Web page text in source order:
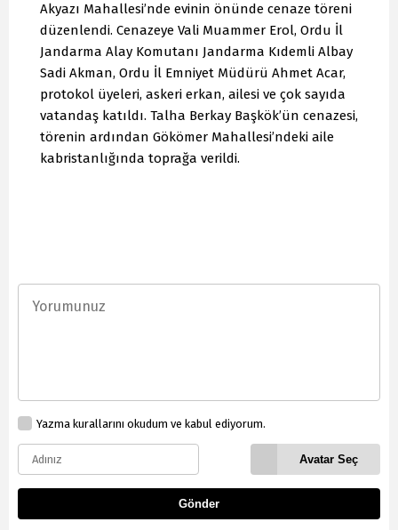
Akyazı Mahallesi’nde evinin önünde cenaze töreni
düzenlendi. Cenazeye Vali Muammer Erol, Ordu İl
Jandarma Alay Komutanı Jandarma Kıdemli Albay
Sadi Akman, Ordu İl Emniyet Müdürü Ahmet Acar,
protokol üyeleri, askeri erkan, ailesi ve çok sayıda
vatandaş katıldı. Talha Berkay Başkök’ün cenazesi,
törenin ardından Gökömer Mahallesi’ndeki aile
kabristanlığında toprağa verildi.
Yazma kurallarını okudum ve kabul ediyorum.
Avatar Seç
Gönder